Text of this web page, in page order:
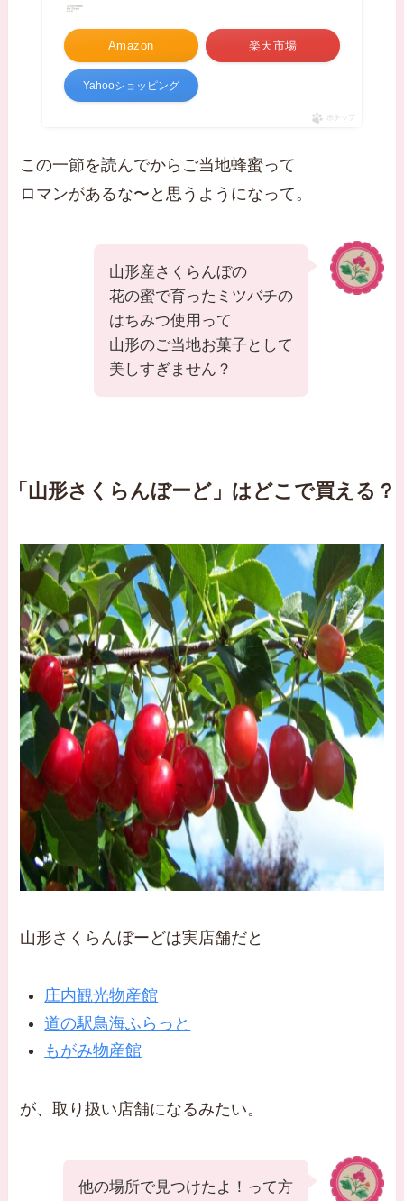
Amazon 楽天市場
Yahooショッピング
ポチップ
この一節を読んでからご当地蜂蜜って
ロマンがあるな〜と思うようになって。
山形産さくらんぼの
花の蜜で育ったミツバチの
はちみつ使用って
山形のご当地お菓子として
美しすぎません？
「山形さくらんぼーど」はどこで買える？
山形さくらんぼーどは実店舗だと
庄内観光物産館
道の駅鳥海ふらっと
もがみ物産館
が、取り扱い店舗になるみたい。
他の場所で見つけたよ！って方